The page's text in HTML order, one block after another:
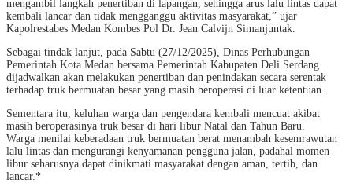
mengambil langkah penertiban di lapangan, sehingga arus lalu lintas dapat
kembali lancar dan tidak mengganggu aktivitas masyarakat,” ujar
Kapolrestabes Medan Kombes Pol Dr. Jean Calvijn Simanjuntak.
Sebagai tindak lanjut, pada Sabtu (27/12/2025), Dinas Perhubungan
Pemerintah Kota Medan bersama Pemerintah Kabupaten Deli Serdang
dijadwalkan akan melakukan penertiban dan penindakan secara serentak
terhadap truk bermuatan besar yang masih beroperasi di luar ketentuan.
Sementara itu, keluhan warga dan pengendara kembali mencuat akibat
masih beroperasinya truk besar di hari libur Natal dan Tahun Baru.
Warga menilai keberadaan truk bermuatan berat menambah kesemrawutan
lalu lintas dan mengurangi kenyamanan pengguna jalan, padahal momen
libur seharusnya dapat dinikmati masyarakat dengan aman, tertib, dan
lancar.*